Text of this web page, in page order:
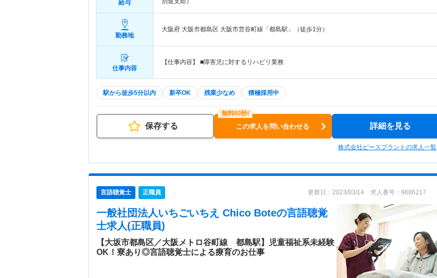
給与
勤務地
大阪府 大阪市都島区 大阪市営谷町線「都島駅」（徒歩1分）
仕事内容
【仕事内容】 ■障害児に対するリハビリ業務
駅から徒歩5分以内 新卒OK 残業少なめ 積極採用中
保存する この求人を問い合わせる 詳細を見る
株式会社ピースプラントの求人一覧
言語聴覚士 正職員 更新日：2023/03/14 求人番号：9686217
一般社団法人いちごいちえ Chico Boteの言語聴覚
士求人(正職員)
【大坂市都島区／大阪メトロ谷町線 都島駅】児童福祉系未経験
OK！寮あり◎言語聴覚士による療育のお仕事